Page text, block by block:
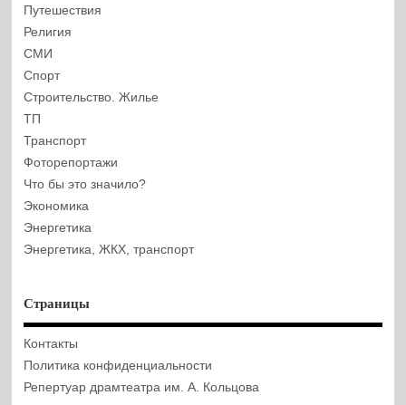
Путешествия
Религия
СМИ
Спорт
Строительство. Жилье
ТП
Транспорт
Фоторепортажи
Что бы это значило?
Экономика
Энергетика
Энергетика, ЖКХ, транспорт
Страницы
Контакты
Политика конфиденциальности
Репертуар драмтеатра им. А. Кольцова